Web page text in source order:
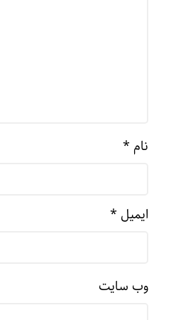
نام *
ایمیل *
وب‌ سایت